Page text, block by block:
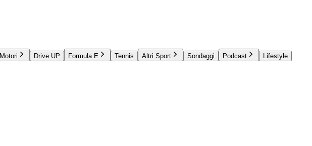
Motori Drive UP Formula E Tennis Altri Sport Sondaggi Podcast
Lifestyle